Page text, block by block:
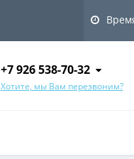
+7 926 538-70-32
Хотите, мы Вам перезвоним?